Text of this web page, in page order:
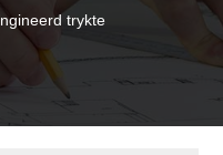
trykte